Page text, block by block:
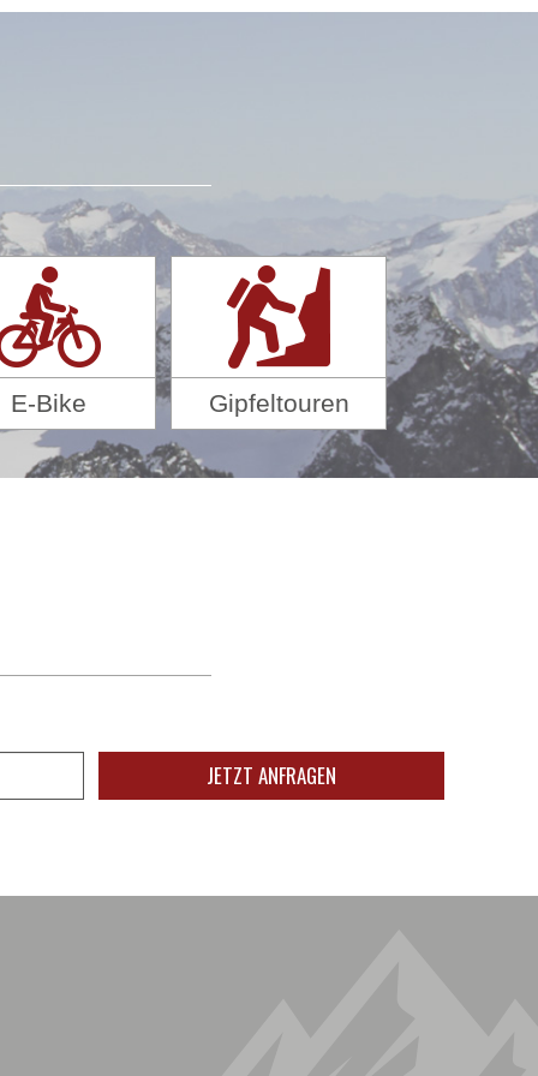
E-Bike Gipfeltouren